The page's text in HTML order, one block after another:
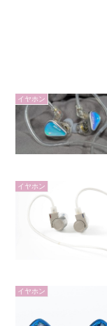
イヤホン
イヤホン
イヤホン